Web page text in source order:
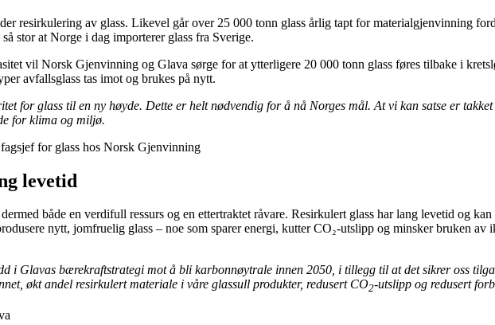
resirkulering av glass. Likevel går over 25 000 tonn glass årlig tapt for materialgjenvinning
stor at Norge i dag importerer glass fra Sverige.
vil Norsk Gjenvinning og Glava sørge for at ytterligere 20 000 tonn glass føres tilbake i
avfallsglass tas imot og brukes på nytt.
for glass til en ny høyde. Dette er helt nødvendig for å nå Norges mål. At vi kan satse er
for klima og miljø.
for glass hos Norsk Gjenvinning
levetid
både en verdifull ressurs og en ettertraktet råvare. Resirkulert glass har lang levetid og
nytt, jomfruelig glass – noe som sparer energi, kutter CO₂-utslipp og minsker bruken
i Glavas bærekraftstrategi mot å bli karbonnøytrale innen 2050, i tillegg til at det sikrer oss
økt andel resirkulert materiale i våre glassull produkter, redusert CO2-utslipp og redusert